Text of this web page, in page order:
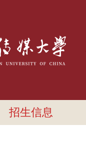
招生信息